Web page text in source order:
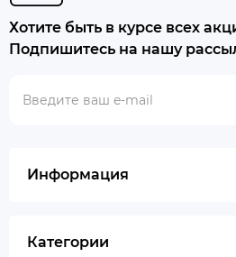
Хотите быть в курсе всех
Подпишитесь на нашу
Информация
Категории